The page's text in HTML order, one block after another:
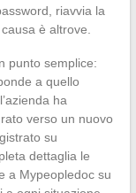
riavvia la
è altrove.
punto semplice:
a quello
ha
verso un nuovo
su
dettaglia le
a Mypeopledoc su